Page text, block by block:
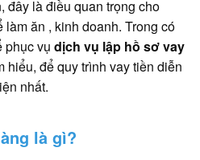
đây là điều quan trọng cho
ăn , kinh doanh. Trong có
phục vụ dịch vụ lập hồ sơ vay
hiểu, để quy trình vay tiền diễn
nhất.
là gì?